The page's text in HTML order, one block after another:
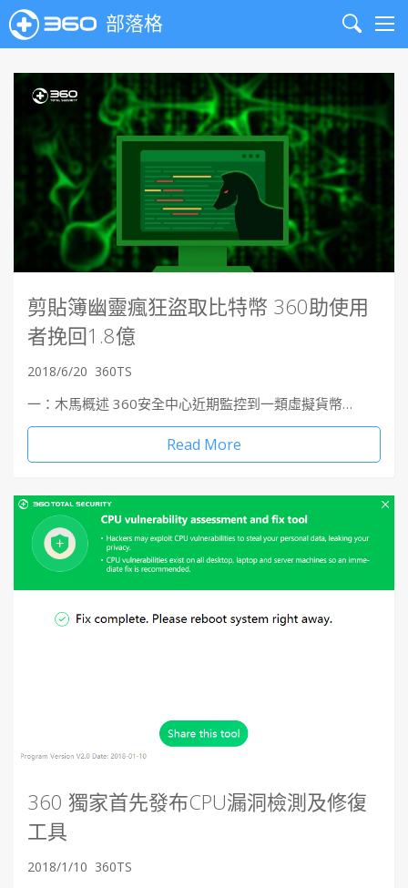
部落格
Search
剪貼簿幽靈瘋狂盜取比特幣 360助使用
者挽回1.8億
2018/6/20 360TS
一：木馬概述 360安全中心近期監控到一類虛擬貨幣…
Read More
360 獨家首先發布CPU漏洞檢測及修復
工具
2018/1/10 360TS